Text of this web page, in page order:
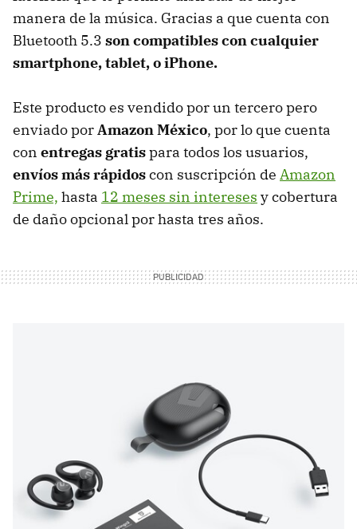
manera de la música. Gracias a que cuenta con
Bluetooth 5.3 son compatibles con cualquier
smartphone, tablet, o iPhone.
Este producto es vendido por un tercero pero
enviado porAmazon México, por lo que cuenta
con entregas gratispara todos los usuarios,
envíos más rápidoscon suscripción de Amazon
Prime, hasta 12 meses sin intereses y cobertura
de daño opcional por hasta tres años.